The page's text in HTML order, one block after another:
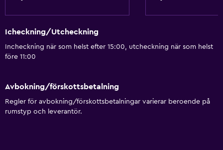
Icheckning/Utcheckning
Incheckning när som helst efter 15:00, utcheckning när som helst
före 11:00
Avbokning/förskottsbetalning
Regler för avbokning/förskottsbetalningar varierar beroende på
rumstyp och leverantör.